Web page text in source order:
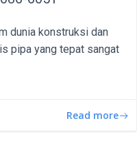
dunia konstruksi dan
pipa yang tepat sangat
Read more